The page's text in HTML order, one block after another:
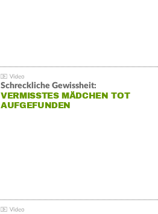
Schreckliche Gewissheit:
VERMISSTES MÄDCHEN TOT
AUFGEFUNDEN